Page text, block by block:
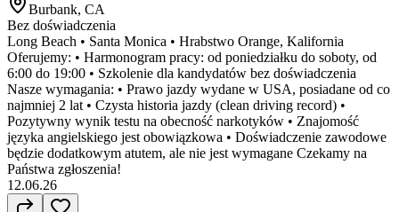
Burbank, CA
Bez doświadczenia
Long Beach • Santa Monica • Hrabstwo Orange, Kalifornia
Oferujemy: • Harmonogram pracy: od poniedziałku do soboty, od
6:00 do 19:00 • Szkolenie dla kandydatów bez doświadczenia
Nasze wymagania: • Prawo jazdy wydane w USA, posiadane od co
najmniej 2 lat • Czysta historia jazdy (clean driving record) •
Pozytywny wynik testu na obecność narkotyków • Znajomość
języka angielskiego jest obowiązkowa • Doświadczenie zawodowe
będzie dodatkowym atutem, ale nie jest wymagane Czekamy na
Państwa zgłoszenia!
12.06.26